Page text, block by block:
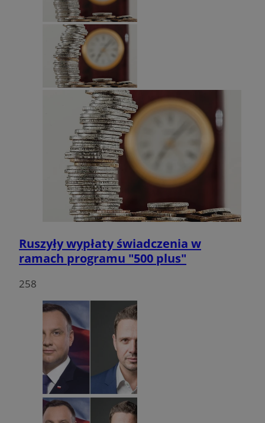
Ruszyły wypłaty świadczenia w
ramach programu "500 plus"
258